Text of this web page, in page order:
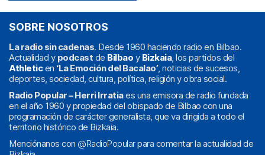
SOBRE NOSOTROS
La radio sin cadenas. Desde 1960 haciendo radio en Bilbao.
Actualidad y podcast de Bilbao y Bizkaia, los partidos del
Athleticen ‘La Emoción del Bacalao’, noticias de sucesos,
deportes, sociedad, cultura, política, religión y obra social.
Radio Popular – Herri Irratiaes una emisora de radio fundada
en el año 1960 y propiedad del obispado de Bilbao con una
programación de carácter generalista, que va dirigida a todo el
territorio histórico de Bizkaia.
Menciónanos con @RadioPopularpara comentar la actualidad de